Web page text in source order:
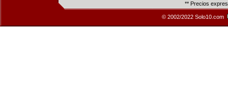
** Precios
© 2002/2022 Solo10.com